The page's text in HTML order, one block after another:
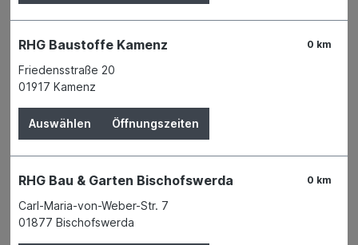
0 km
RHG Baustoffe Kamenz
Friedensstraße 20
01917 Kamenz
Auswählen Öffnungszeiten
0 km
RHG Bau & Garten Bischofswerda
Carl-Maria-von-Weber-Str. 7
01877 Bischofswerda